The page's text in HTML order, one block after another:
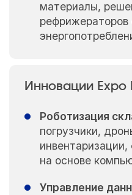
материалы,
рефрижераторов
Инновации Expo
Роботизация
погрузчики,
на основе
Управление